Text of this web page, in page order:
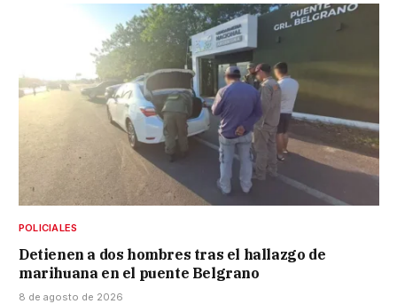
POLICIALES
Detienen a dos hombres tras el hallazgo de
marihuana en el puente Belgrano
8 de agosto de 2026